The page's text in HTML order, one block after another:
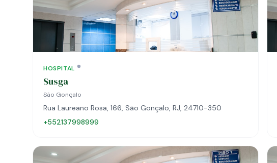
HOSPITAL
Susga
São Gonçalo
Rua Laureano Rosa, 166, São Gonçalo, RJ, 24710-350
+552137998999